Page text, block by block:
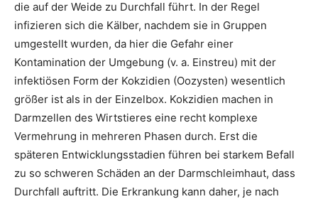
die auf der Weide zu Durchfall führt. In der Regel
infizieren sich die Kälber, nachdem sie in Gruppen
umgestellt wurden, da hier die Gefahr einer
Kontamination der Umgebung (v. a. Einstreu) mit der
infektiösen Form der Kokzidien (Oozysten) wesentlich
größer ist als in der Einzelbox. Kokzidien machen in
Darmzellen des Wirtstieres eine recht komplexe
Vermehrung in mehreren Phasen durch. Erst die
späteren Entwicklungsstadien führen bei starkem Befall
zu so schweren Schäden an der Darmschleimhaut, dass
Durchfall auftritt. Die Erkrankung kann daher, je nach